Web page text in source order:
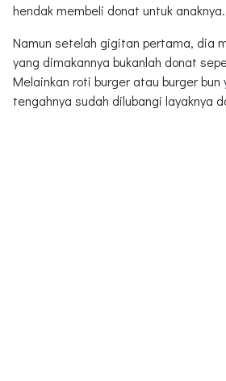
hendak membeli donat untuk anaknya.
Namun setelah gigitan pertama, dia
yang dimakannya bukanlah donat
Melainkan roti burger atau burger bun
tengahnya sudah dilubangi layaknya